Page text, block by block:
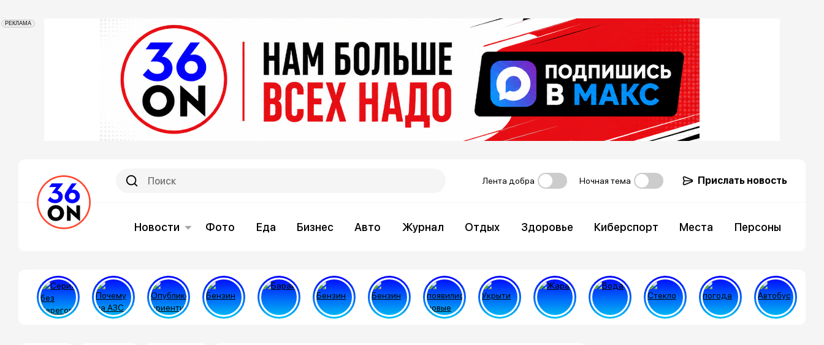
РЕКЛАМА
Лента добра Ночная тема Прислать новость
Новости Фото Еда Бизнес Авто Журнал Отдых Здоровье Киберспорт Места Персоны